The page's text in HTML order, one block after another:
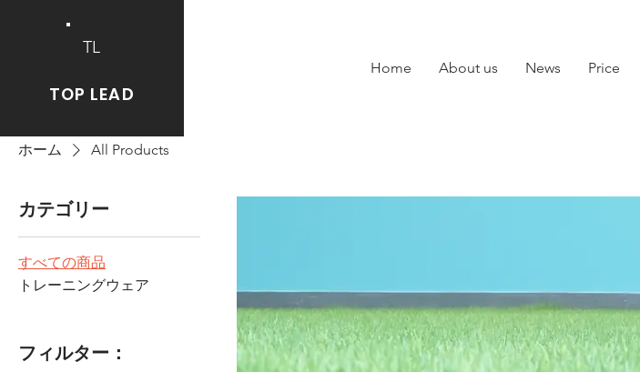
TL
TOP LEAD
Home About us News Price
ホーム All Products
カテゴリー
すべての商品
トレーニングウェア
フィルター：